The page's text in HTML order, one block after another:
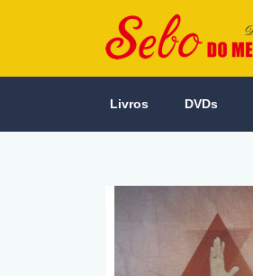
Livros DVDs